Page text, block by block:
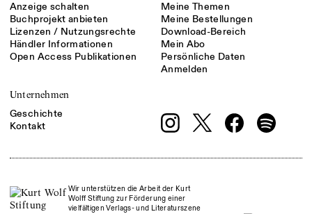
Anzeige schalten
Buchprojekt anbieten
Lizenzen / Nutzungsrechte
Händler Informationen
Open Access Publikationen
Meine Themen
Meine Bestellungen
Download-Bereich
Mein Abo
Persönliche Daten
Anmelden
Unternehmen
Geschichte
Kontakt
Wir unterstützen die Arbeit der Kurt
Wolff Stiftung zur Förderung einer
vielfältigen Verlags- und Literaturszene